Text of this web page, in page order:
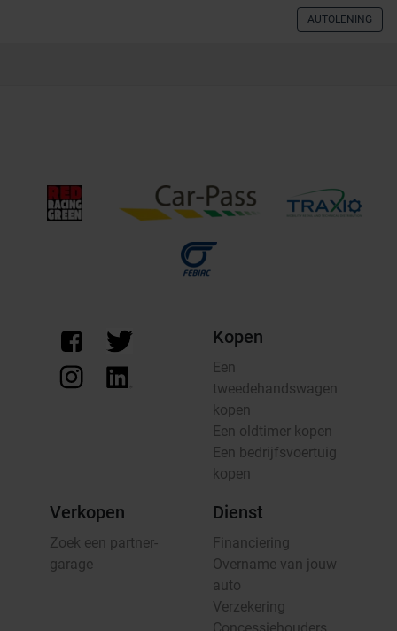
AUTOLENING
Kopen
Een
tweedehandswagen
kopen
Een oldtimer kopen
Een bedrijfsvoertuig
kopen
Verkopen
Zoek een partner-
garage
Dienst
Financiering
Overname van jouw
auto
Verzekering